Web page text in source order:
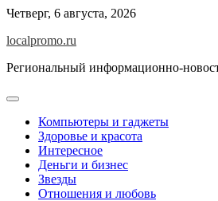
Перейти
содержимому
Четверг, 6 августа, 2026
localpromo.ru
Региональный информационно-
Компьютеры и гаджеты
Здоровье и красота
Интересное
Деньги и бизнес
Звезды
Отношения и любовь